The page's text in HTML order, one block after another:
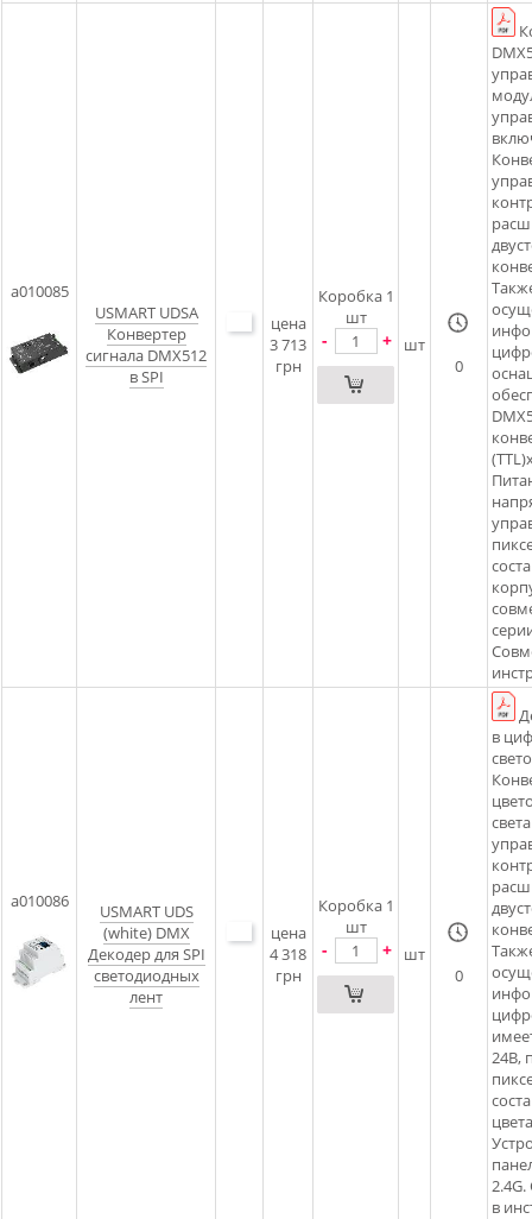
a010085
USMART UDSA
Конвертер
сигнала DMX512
в SPI
цена
3 713
грн
Коробка 1
шт
- +
шт
0
a010086
USMART UDS
(white) DMX
Декодер для SPI
светодиодных
лент
цена
4 318
грн
Коробка 1
шт
- +
шт
0
в
24В,
в